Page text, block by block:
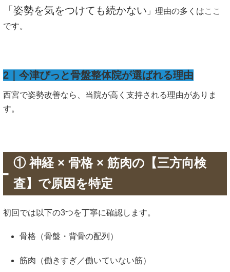
「姿勢を気をつけても続かない 」理由の多くはここ
です。
2｜今津ぴっと骨盤整体院が選ばれる理由
西宮で姿勢改善なら、当院が高く支持される理由がありま
す。
① 神経 × 骨格 × 筋肉の【三方向検
査】で原因を特定
初回では以下の3つを丁寧に確認します。
骨格（骨盤・背骨の配列）
筋肉（働きすぎ／働いていない筋）